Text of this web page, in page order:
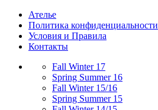
Ателье
Политика конфиденциальности
Условия и Правила
Контакты
Fall Winter 17
Spring Summer 16
Fall Winter 15/16
Spring Summer 15